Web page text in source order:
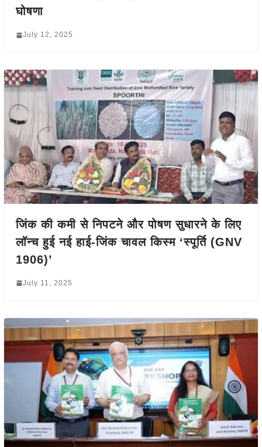
घोषणा
July 12, 2025
जिंक की कमी से निपटने और पोषण सुधारने के लिए
लॉन्च हुई नई हाई-जिंक चावल किस्म ‘स्पूर्ति (GNV
1906)’
July 11, 2025